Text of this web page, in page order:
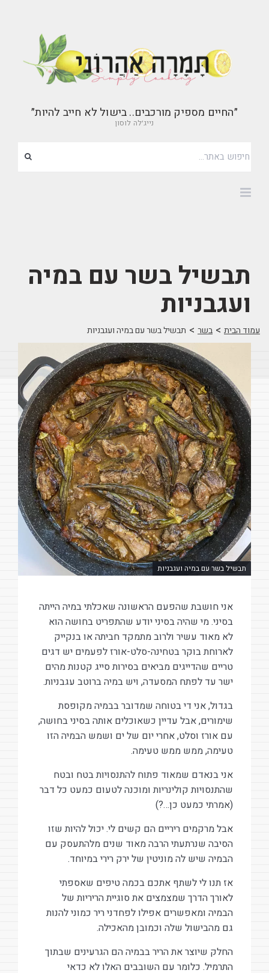
״החיים מספיק מורכבים.. בישול לא חייב להיות״
נייג׳לה לוסון
תבשיל בשר עם במיה
ועגבניות
עמוד הבית > בשר > תבשיל בשר עם במיה ועגבניות
תבשיל בשר עם במיה ועגבניות
אני חושבת שהפעם הראשונה שאכלתי במיה הייתה
בסיני. מי שהיה בסיני יודע שהתפריט בחושה הוא
לא מאוד עשיר ולרוב מתמקד חביתה או בנקייק
לארוחת בוקר בטחינה-סלט-אורז לפעמים יש דגים
טריים שהדייגים מביאים בסירות סייג קטנות מהים
ישר עד לפתח המסעדה, ויש במיה ברוטב עגבניות.
בגדול, אני די בטוחה שמדובר בבמיה מקופסת
שימורים, אבל עדיין כשאוכלים אותה בסיני בחושה,
עם אורז וסלט, אחרי יום של ים ושמש הבמיה הזו
טעימה, ממש ממש טעימה.
אני בנאדם שמאוד פתוח להתנסויות בטח ובטח
שהתנסויות קולינריות ומוכנה לטעום כמעט כל דבר
(אמרתי כמעט כן…?)
אבל מרקמים ריריים הם קשים לי. יכול להיות שזו
הסיבה שנרתעתי הרבה מאוד שנים מלהתעסק עם
הבמיה שיש לה מוניטין של ירק רירי במיוחד.
אז תנו לי לשתף אתכם בכמה טיפים שאספתי
לאורך הדרך שמצמצים את סוגיית הריריות של
הבמיה ומאפשרים אפילו לפחדני ריר כמוני להנות
גם מהבישול שלה וכמובן מהאכילה.
החלק שיוצר את הריר בבמיה הם הגרעינים שבתוך
התרמיל. כלומר עם השובבים האלו לא כדאי